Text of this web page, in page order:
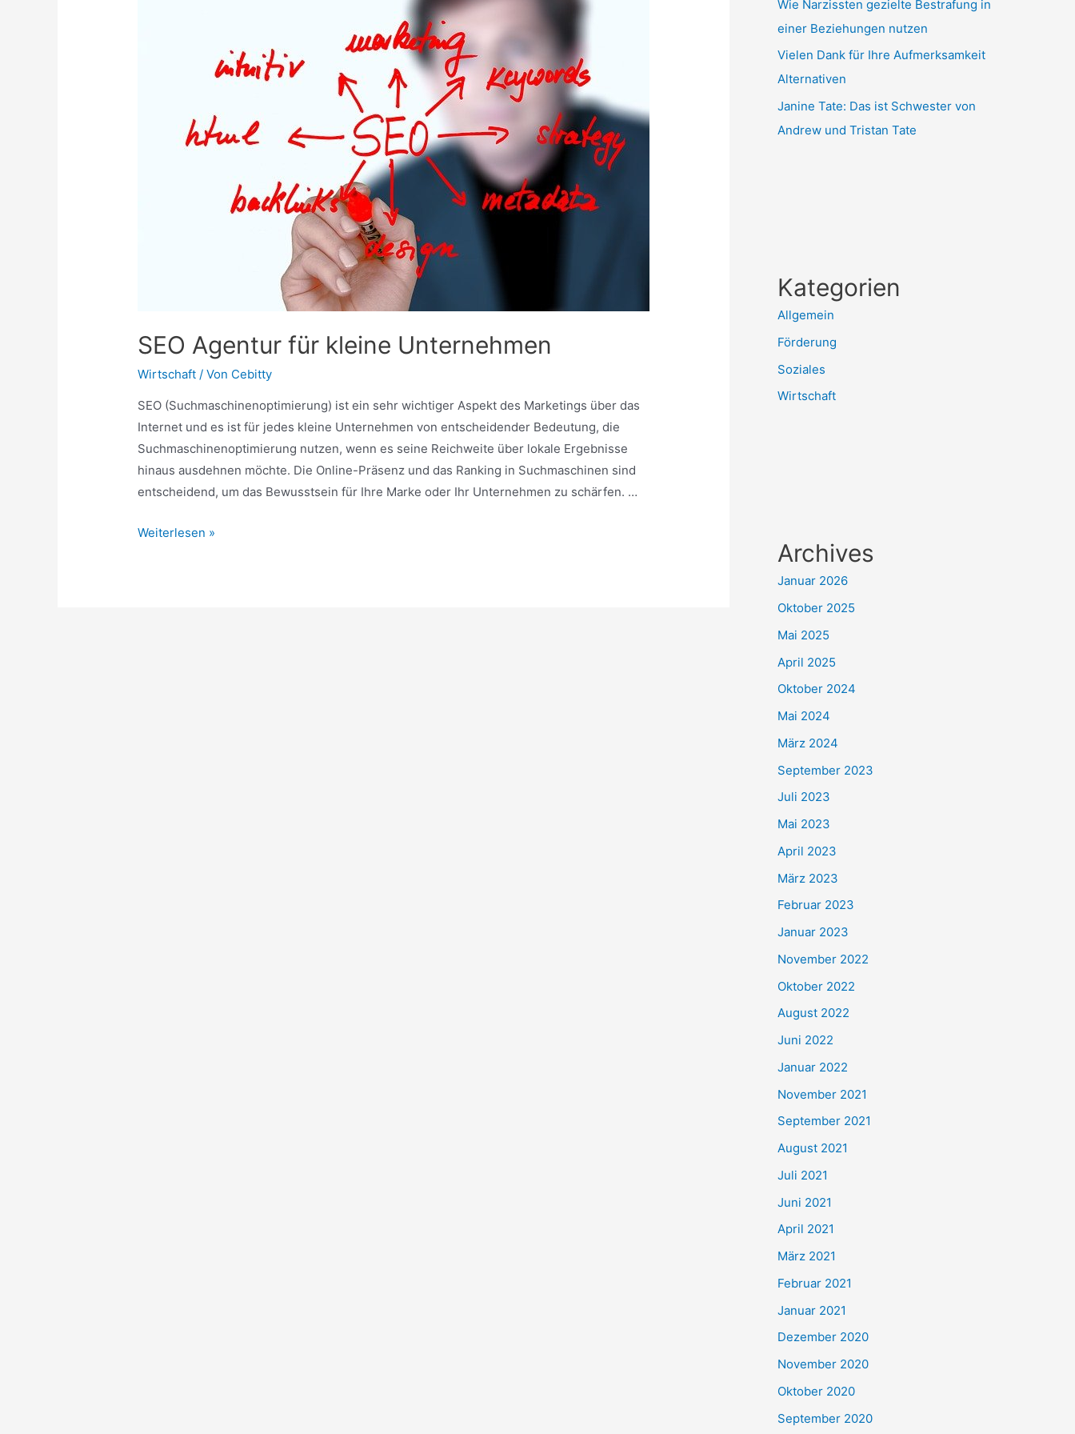
SEO Agentur für kleine Unternehmen
Wirtschaft / Von Cebitty
SEO (Suchmaschinenoptimierung) ist ein sehr wichtiger Aspekt des Marketings über das
Internet und es ist für jedes kleine Unternehmen von entscheidender Bedeutung, die
Suchmaschinenoptimierung nutzen, wenn es seine Reichweite über lokale Ergebnisse
hinaus ausdehnen möchte. Die Online-Präsenz und das Ranking in Suchmaschinen sind
entscheidend, um das Bewusstsein für Ihre Marke oder Ihr Unternehmen zu schärfen. …
SEO
Weiterlesen »
Wie Narzissten gezielte Bestrafung in
einer Beziehungen nutzen
Vielen Dank für Ihre Aufmerksamkeit
Alternativen
Janine Tate: Das ist Schwester von
Andrew und Tristan Tate
Kategorien
Allgemein
Förderung
Soziales
Wirtschaft
Archives
Januar 2026
Oktober 2025
Mai 2025
April 2025
Oktober 2024
Mai 2024
März 2024
September 2023
Juli 2023
Mai 2023
April 2023
März 2023
Februar 2023
Januar 2023
November 2022
Oktober 2022
August 2022
Juni 2022
Januar 2022
November 2021
September 2021
August 2021
Juli 2021
Juni 2021
April 2021
März 2021
Februar 2021
Januar 2021
Dezember 2020
November 2020
Oktober 2020
September 2020